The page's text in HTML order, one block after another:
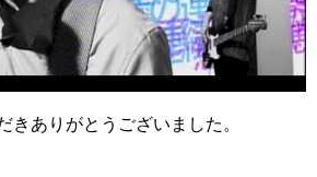
きありがとうございました。